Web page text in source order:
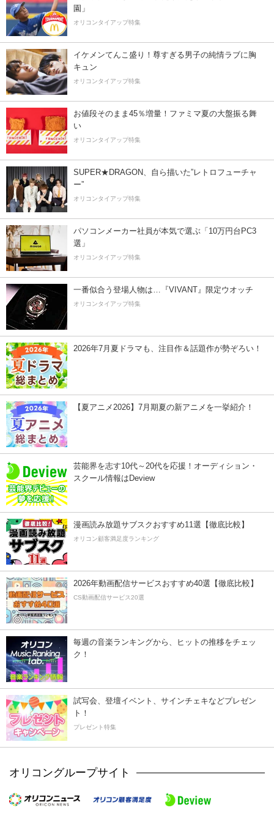
園」
オリコンタイアップ特集
イケメンてんこ盛り！尊すぎる男子の純情ラブに胸
キュン
オリコンタイアップ特集
お値段そのまま45％増量！ファミマ夏の大盤振る舞
い
オリコンタイアップ特集
SUPER★DRAGON、自ら描いた”レトロフューチャ
ー”
オリコンタイアップ特集
パソコンメーカー社員が本気で選ぶ「10万円台PC3
選」
オリコンタイアップ特集
一番似合う登場人物は…『VIVANT』限定ウオッチ
オリコンタイアップ特集
2026年7月夏ドラマも、注目作＆話題作が勢ぞろい！
【夏アニメ2026】7月期夏の新アニメを一挙紹介！
芸能界を志す10代～20代を応援！オーディション・
スクール情報はDeview
漫画読み放題サブスクおすすめ11選【徹底比較】
オリコン顧客満足度ランキング
2026年動画配信サービスおすすめ40選【徹底比較】
CS動画配信サービス20選
毎週の音楽ランキングから、ヒットの推移をチェッ
ク！
試写会、登壇イベント、サインチェキなどプレゼン
ト！
プレゼント特集
オリコングループサイト